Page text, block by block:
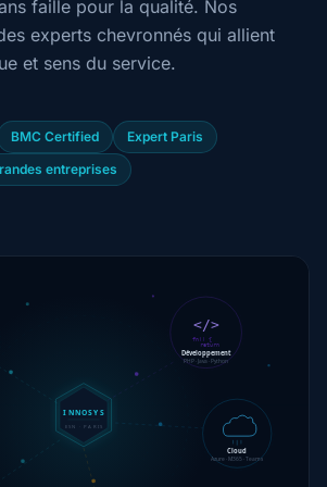
faille pour la qualité. Nos
experts chevronnés qui allient
et sens du service.
BMC Certified
Expert Paris
entreprises